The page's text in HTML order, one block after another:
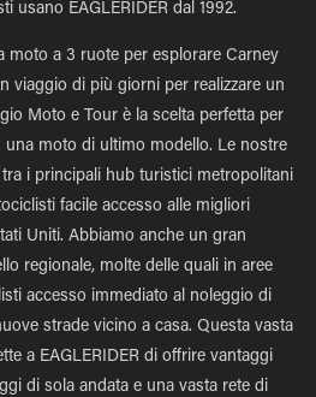
usano EAGLERIDER dal 1992.
moto a 3 ruote per esplorare Carney
viaggio di più giorni per realizzare un
Moto e Tour è la scelta perfetta per
una moto di ultimo modello. Le nostre
i principali hub turistici metropolitani
facile accesso alle migliori
Uniti. Abbiamo anche un gran
regionale, molte delle quali in aree
accesso immediato al noleggio di
strade vicino a casa. Questa vasta
a EAGLERIDER di offrire vantaggi
di sola andata e una vasta rete di